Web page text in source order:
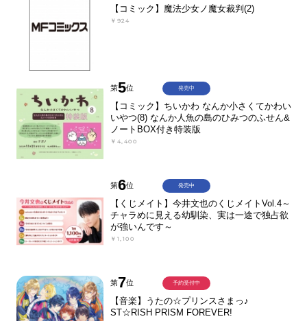
【コミック】魔法少女ノ魔女裁判(2)
￥924
第5位
【コミック】ちいかわ なんか小さくてかわい
いやつ(8) なんか人魚の島のひみつのふせん&
ノートBOX付き特装版
￥4,400
発売中
第6位
【くじメイト】今井文也のくじメイトVol.4～
チャラめに見える幼馴染、実は一途で独占欲
が強いんです～
￥1,100
発売中
第7位
【音楽】うたの☆プリンスさまっ♪
ST☆RISH PRISM FOREVER!
予約受付中